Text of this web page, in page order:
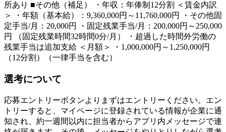
所あり ■その他（補足） ・年収：年俸制12分割 ＜賃金内訳
＞ ・年額（基本給）：9,360,000円～11,760,000円 ・その他固
定手当/月：20,000円 ・固定残業手当/月：200,000円～250,000
円 （固定残業時間32時間0分/月） ・超過した時間外労働の
残業手当は追加支給 ＜月額＞ ・1,000,000円～1,250,000円
（12分割）（一律手当を含む）
選考について
応募エントリーボタンよりまずはエントリーください。エン
トリーすると、マイページに登録されている情報が企業に通
知され、約一週間以内に担当者からアプリ内メッセージで連